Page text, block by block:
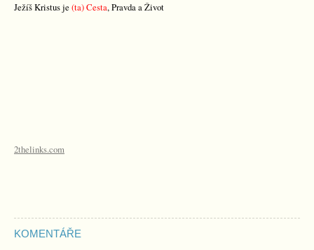
Ježíš Kristus je (ta) Cesta, Pravda a Život
2thelinks.com
KOMENTÁŘE